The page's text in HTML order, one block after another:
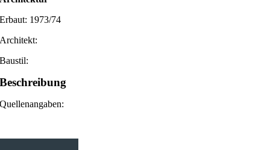
Erbaut: 1973/74
Architekt:
Baustil:
Beschreibung
Quellenangaben: